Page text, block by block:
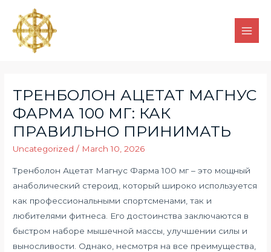
ТРЕНБОЛОН АЦЕТАТ МАГНУС
ФАРМА 100 МГ: КАК
ПРАВИЛЬНО ПРИНИМАТЬ
Uncategorized / March 10, 2026
Тренболон Ацетат Магнус Фарма 100 мг – это мощный
анаболический стероид, который широко используется
как профессиональными спортсменами, так и
любителями фитнеса. Его достоинства заключаются в
быстром наборе мышечной массы, улучшении силы и
выносливости. Однако, несмотря на все преимущества,